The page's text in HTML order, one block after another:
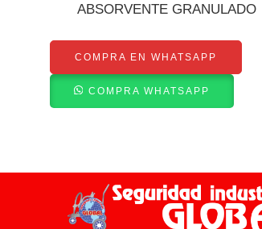
ABSORVENTE GRANULADO
COMPRA EN WHATSAPP
COMPRA WHATSAPP